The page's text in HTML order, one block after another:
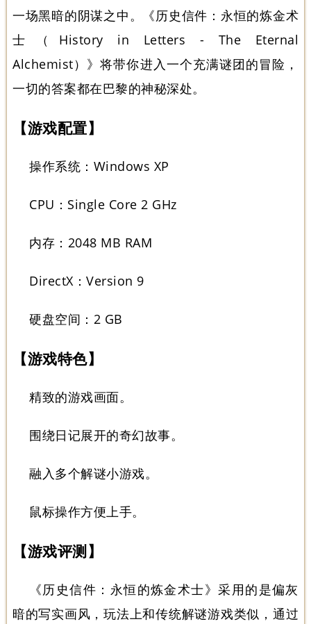
一场黑暗的阴谋之中。《历史信件：永恒的炼金术
士（History in Letters - The Eternal
Alchemist）》将带你进入一个充满谜团的冒险，
一切的答案都在巴黎的神秘深处。
【游戏配置】
操作系统：Windows XP
CPU：Single Core 2 GHz
内存：2048 MB RAM
DirectX：Version 9
硬盘空间：2 GB
【游戏特色】
精致的游戏画面。
围绕日记展开的奇幻故事。
融入多个解谜小游戏。
鼠标操作方便上手。
【游戏评测】
《历史信件：永恒的炼金术士》采用的是偏灰
暗的写实画风，玩法上和传统解谜游戏类似，通过